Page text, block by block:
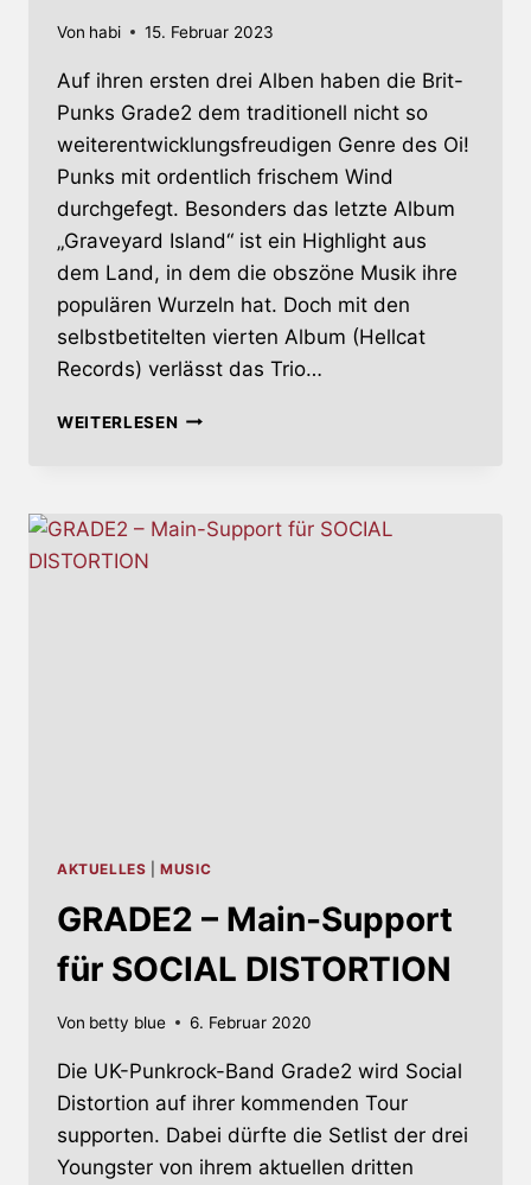
Von habi 15. Februar 2023
Auf ihren ersten drei Alben haben die Brit-
Punks Grade2 dem traditionell nicht so
weiterentwicklungsfreudigen Genre des Oi!
Punks mit ordentlich frischem Wind
durchgefegt. Besonders das letzte Album
„Graveyard Island“ ist ein Highlight aus
dem Land, in dem die obszöne Musik ihre
populären Wurzeln hat. Doch mit den
selbstbetitelten vierten Album (Hellcat
Records) verlässt das Trio…
WEITERLESENGRADE2
AKTUELLES |MUSIC
GRADE2 – Main-Support
für SOCIAL DISTORTION
Von betty blue 6. Februar 2020
Die UK-Punkrock-Band Grade2 wird Social
Distortion auf ihrer kommenden Tour
supporten. Dabei dürfte die Setlist der drei
Youngster von ihrem aktuellen dritten